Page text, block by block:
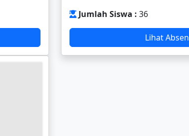
Jumlah Siswa : 36
Lihat Absen